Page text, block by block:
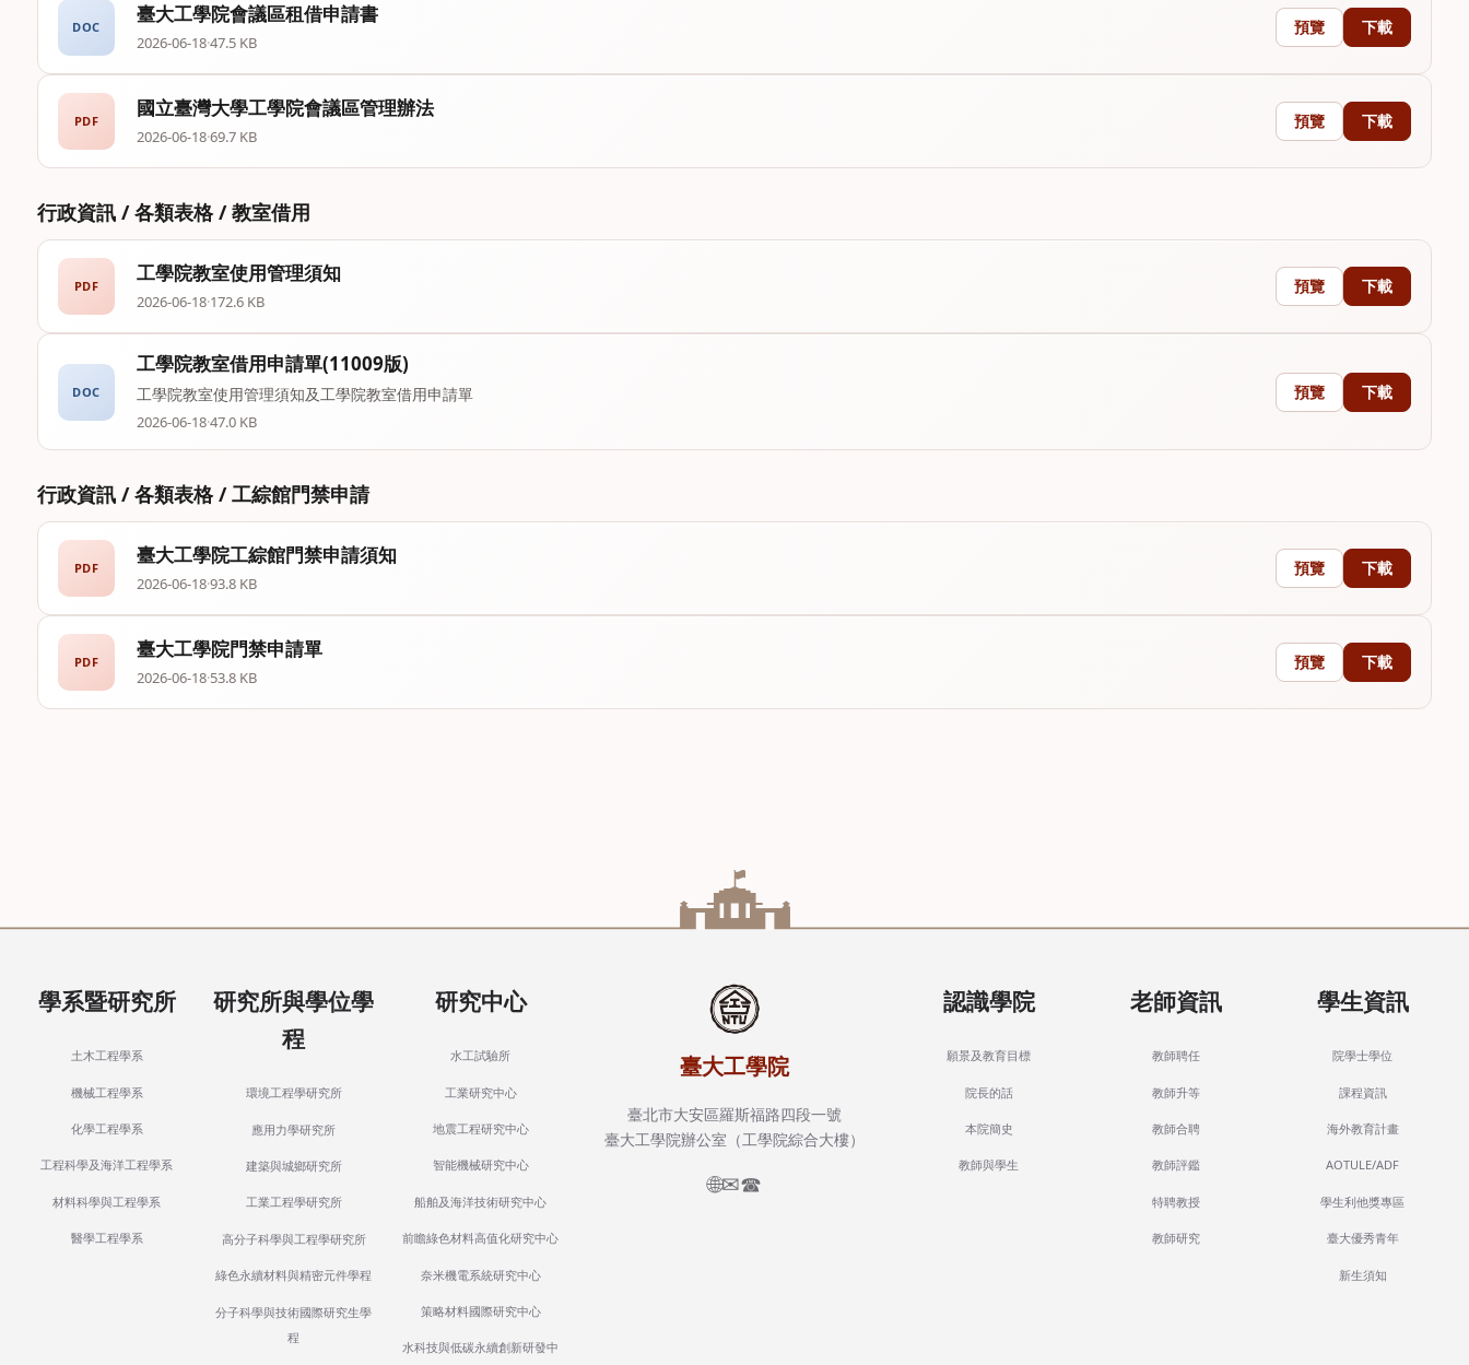
DOC
臺大工學院會議區租借申請書
2026-06-18·47.5 KB
預覽 下載
PDF
國立臺灣大學工學院會議區管理辦法
2026-06-18·69.7 KB
預覽 下載
行政資訊 / 各類表格 / 教室借用
PDF
工學院教室使用管理須知
2026-06-18·172.6 KB
預覽 下載
DOC
工學院教室借用申請單(11009版)
工學院教室使用管理須知及工學院教室借用申請單
2026-06-18·47.0 KB
預覽 下載
行政資訊 / 各類表格 / 工綜館門禁申請
PDF
臺大工學院工綜館門禁申請須知
2026-06-18·93.8 KB
預覽 下載
PDF
臺大工學院門禁申請單
2026-06-18·53.8 KB
預覽 下載
學系暨研究所
土木工程學系
機械工程學系
化學工程學系
工程科學及海洋工程學系
材料科學與工程學系
醫學工程學系
研究所與學位學
程
環境工程學研究所
應用力學研究所
建築與城鄉研究所
工業工程學研究所
高分子科學與工程學研究所
綠色永續材料與精密元件學程
分子科學與技術國際研究生學
程
研究中心
水工試驗所
工業研究中心
地震工程研究中心
智能機械研究中心
船舶及海洋技術研究中心
前瞻綠色材料高值化研究中心
奈米機電系統研究中心
策略材料國際研究中心
水科技與低碳永續創新研發中
臺大工學院
臺北市大安區羅斯福路四段一號
臺大工學院辦公室（工學院綜合大樓）
🌐✉☎
認識學院
願景及教育目標
院長的話
本院簡史
教師與學生
老師資訊
教師聘任
教師升等
教師合聘
教師評鑑
特聘教授
教師研究
學生資訊
院學士學位
課程資訊
海外教育計畫
AOTULE/ADF
學生利他獎專區
臺大優秀青年
新生須知